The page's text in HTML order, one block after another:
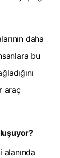
daha
bu
araç
alanında